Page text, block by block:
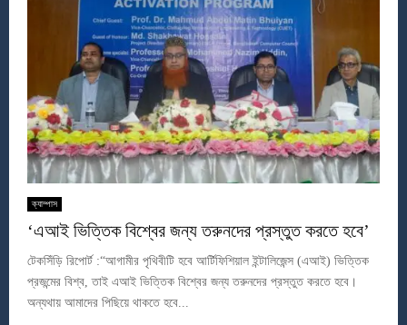
ক্যাম্পাস
‘এআই ভিত্তিক বিশ্বের জন্য তরুনদের প্রস্তুত করতে হবে’
টেকসিঁড়ি রিপোর্ট :“আগামীর পৃথিবীটি হবে আর্টিফিশিয়াল ইন্টালিজেন্স (এআই) ভিত্তিক
প্রজন্মের বিশ্ব, তাই এআই ভিত্তিক বিশ্বের জন্য তরুনদের প্রস্তুত করতে হবে।
অন্যথায় আমাদের পিছিয়ে থাকতে হবে...